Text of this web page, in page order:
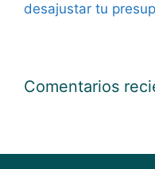
desajustar tu
Comentarios